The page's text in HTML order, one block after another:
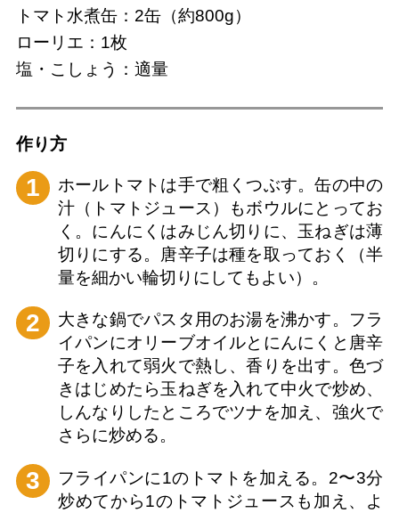
トマト水煮缶：2缶（約800g）
ローリエ：1枚
塩・こしょう：適量
作り⽅
1
ホールトマトは手で粗くつぶす。缶の中の
汁（トマトジュース）もボウルにとってお
く。にんにくはみじん切りに、玉ねぎは薄
切りにする。唐辛子は種を取っておく（半
量を細かい輪切りにしてもよい）。
2
大きな鍋でパスタ用のお湯を沸かす。フラ
イパンにオリーブオイルとにんにくと唐辛
子を入れて弱火で熱し、香りを出す。色づ
きはじめたら玉ねぎを入れて中火で炒め、
しんなりしたところでツナを加え、強火で
さらに炒める。
3
フライパンに1のトマトを加える。2〜3分
炒めてから1のトマトジュースも加え、よ